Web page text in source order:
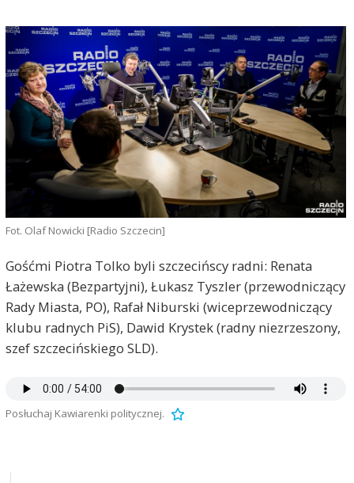
Fot. Olaf Nowicki [Radio Szczecin]
Gośćmi Piotra Tolko byli szczecińscy radni: Renata
Łażewska (Bezpartyjni), Łukasz Tyszler (przewodniczący
Rady Miasta, PO), Rafał Niburski (wiceprzewodniczący
klubu radnych PiS), Dawid Krystek (radny niezrzeszony,
szef szczecińskiego SLD).
Posłuchaj Kawiarenki politycznej.